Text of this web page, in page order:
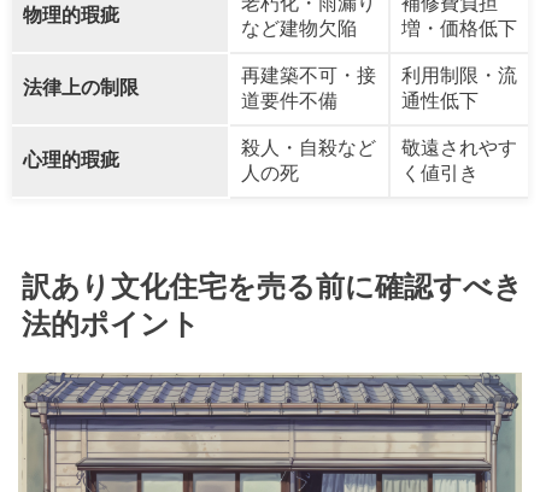
物理的瑕疵
など建物欠陥
増・価格低下
法律上の制限
再建築不可・接
道要件不備
利用制限・流
通性低下
心理的瑕疵
殺人・自殺など
人の死
敬遠されやす
く値引き
訳あり文化住宅を売る前に確認すべき
法的ポイント